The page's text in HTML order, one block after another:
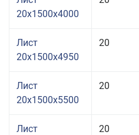
20x1500x4000
Лист
20x1500x4950
20
Лист
20x1500x5500
20
Лист
20